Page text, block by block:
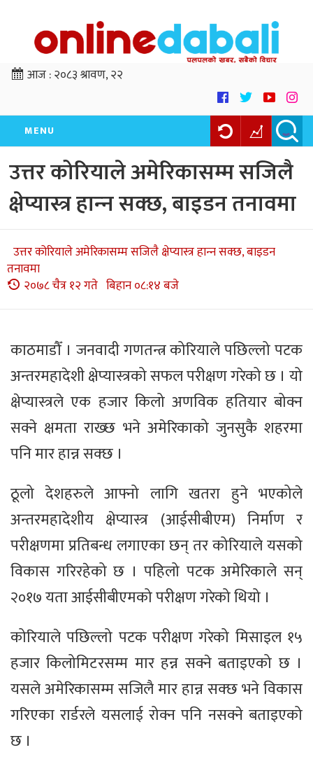
आज :२०८३ श्रावण, २२
MENU
उत्तर कोरियाले अमेरिकासम्म सजिलै
क्षेप्यास्त्र हान्‍न सक्छ, बाइडन तनावमा
उत्तर कोरियाले अमेरिकासम्म सजिलै क्षेप्यास्त्र हान्‍न सक्छ, बाइडन
तनावमा
२०७८ चैत्र १२ गते बिहान ०८:१४ बजे
काठमाडौँ । जनवादी गणतन्त्र कोरियाले पछिल्लो पटक
अन्तरमहादेशी क्षेप्यास्त्रको सफल परीक्षण गरेको छ । यो
क्षेप्यास्त्रले एक हजार किलो अणविक हतियार बोक्न
सक्ने क्षमता राख्छ भने अमेरिकाको जुनसुकै शहरमा
पनि मार हान्न सक्छ ।
ठूलो देशहरुले आफ्नो लागि खतरा हुने भएकोले
अन्तरमहादेशीय क्षेप्यास्त्र (आईसीबीएम) निर्माण र
परीक्षणमा प्रतिबन्ध लगाएका छन् तर कोरियाले यसको
विकास गरिरहेको छ । पहिलो पटक अमेरिकाले सन्
२०१७ यता आईसीबीएमको परीक्षण गरेको थियो ।
कोरियाले पछिल्लो पटक परीक्षण गरेको मिसाइल १५
हजार किलोमिटरसम्म मार हन्न सक्ने बताइएको छ ।
यसले अमेरिकासम्म सजिलै मार हान्न सक्छ भने विकास
गरिएका रार्डरले यसलाई रोक्न पनि नसक्ने बताइएको
छ ।